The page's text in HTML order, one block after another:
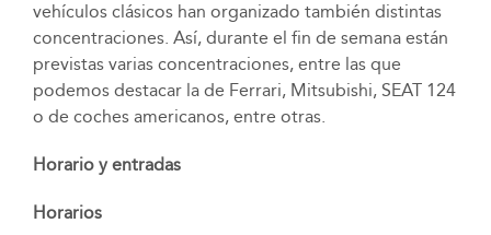
vehículos clásicos han organizado también distintas
concentraciones. Así, durante el fin de semana están
previstas varias concentraciones, entre las que
podemos destacar la de Ferrari, Mitsubishi, SEAT 124
o de coches americanos, entre otras.
Horario y entradas
Horarios